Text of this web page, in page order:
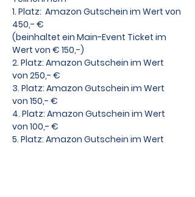
1. Platz:  Amazon Gutschein im Wert von
450,- €
(beinhaltet ein Main-Event Ticket im
Wert von € 150,-)
2. Platz: Amazon Gutschein im Wert
von 250,- €
3. Platz: Amazon Gutschein im Wert
von 150,- €
4. Platz: Amazon Gutschein im Wert
von 100,- €
5. Platz: Amazon Gutschein im Wert